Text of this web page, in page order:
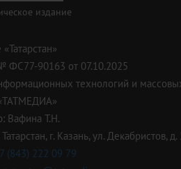
издание
ФС77-90163 от 07.10.2025
технологий и
Вафина Т.Н.
г. Казань, ул. Декабристов, д.
(843) 222 09 79